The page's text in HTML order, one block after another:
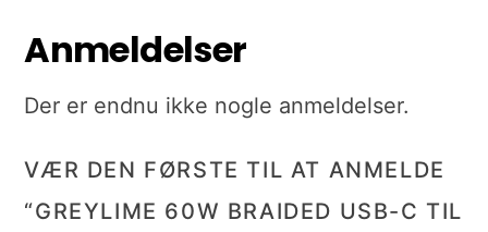
Anmeldelser
Der er endnu ikke nogle anmeldelser.
VÆR DEN FØRSTE TIL AT ANMELDE
“GREYLIME 60W BRAIDED USB-C TIL